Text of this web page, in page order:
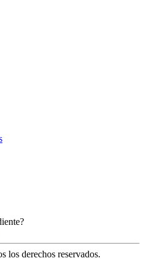
los derechos reservados.